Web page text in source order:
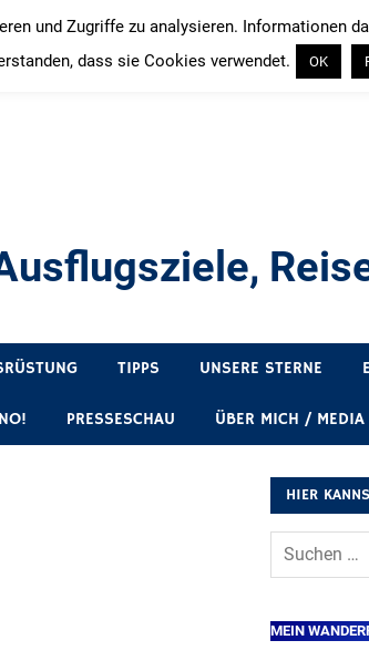
TIPPS UNSERE STERNE
PRESSESCHAU ÜBER MICH /
HIER
MEIN
und Zugriffe zu analysieren. Informationen
dass sie Cookies verwendet.
OK